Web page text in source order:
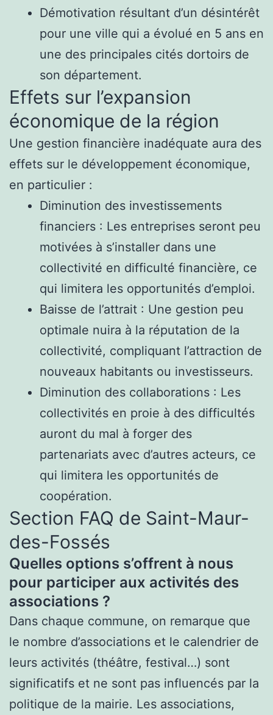
Démotivation résultant d’un désintérêt
pour une ville qui a évolué en 5 ans en
une des principales cités dortoirs de
son département.
Effets sur l’expansion
économique de la région
Une gestion financière inadéquate aura des
effets sur le développement économique,
en particulier :
Diminution des investissements
financiers : Les entreprises seront peu
motivées à s’installer dans une
collectivité en difficulté financière, ce
qui limitera les opportunités d’emploi.
Baisse de l’attrait : Une gestion peu
optimale nuira à la réputation de la
collectivité, compliquant l’attraction de
nouveaux habitants ou investisseurs.
Diminution des collaborations : Les
collectivités en proie à des difficultés
auront du mal à forger des
partenariats avec d’autres acteurs, ce
qui limitera les opportunités de
coopération.
Section FAQ de Saint-Maur-
des-Fossés
Quelles options s’offrent à nous
pour participer aux activités des
associations ?
Dans chaque commune, on remarque que
le nombre d’associations et le calendrier de
leurs activités (théâtre, festival…) sont
significatifs et ne sont pas influencés par la
politique de la mairie. Les associations,